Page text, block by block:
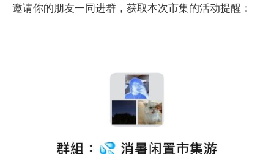
邀请你的朋友一同进群，获取本次市集的活动提醒：